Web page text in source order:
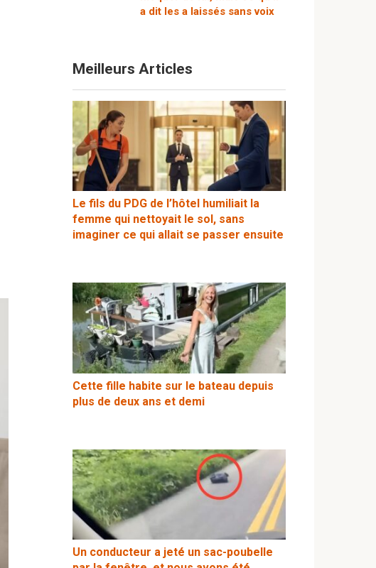
a dit les a laissés sans voix
Meilleurs Articles
Le fils du PDG de l’hôtel humiliait la
femme qui nettoyait le sol, sans
imaginer ce qui allait se passer ensuite
Cette fille habite sur le bateau depuis
plus de deux ans et demi
Un conducteur a jeté un sac-poubelle